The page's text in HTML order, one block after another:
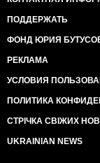
ПОДДЕРЖАТЬ
ФОНД ЮРИЯ
РЕКЛАМА
УСЛОВИЯ
ПОЛИТИКА
СТРІЧКА СВІЖИХ
UKRAINIAN NEWS